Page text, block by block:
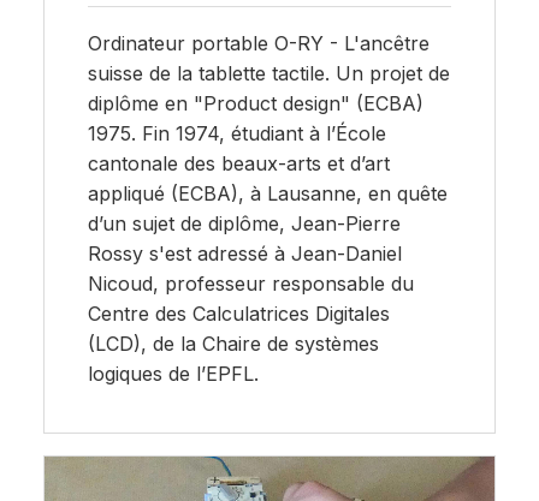
Ordinateur portable O-RY - L'ancêtre
suisse de la tablette tactile. Un projet de
diplôme en "Product design" (ECBA)
1975. Fin 1974, étudiant à l’École
cantonale des beaux-arts et d’art
appliqué (ECBA), à Lausanne, en quête
d’un sujet de diplôme, Jean-Pierre
Rossy s'est adressé à Jean-Daniel
Nicoud, professeur responsable du
Centre des Calculatrices Digitales
(LCD), de la Chaire de systèmes
logiques de l’EPFL.